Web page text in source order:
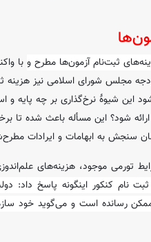
ثبت‌نام آزمون‌ها مطرح و با
مجلس شورای اسلامی نیز هزینه
شیوۀ نرخ‌گذاری بر چه پایه و
شود؟ این مسأله باعث شده تا
سنجش به ابهامات و ایرادات
تورمی موجود، هزینه‌های
نام کنکور اینگونه پاسخ داد:
رسانده است و می‌گوید خود